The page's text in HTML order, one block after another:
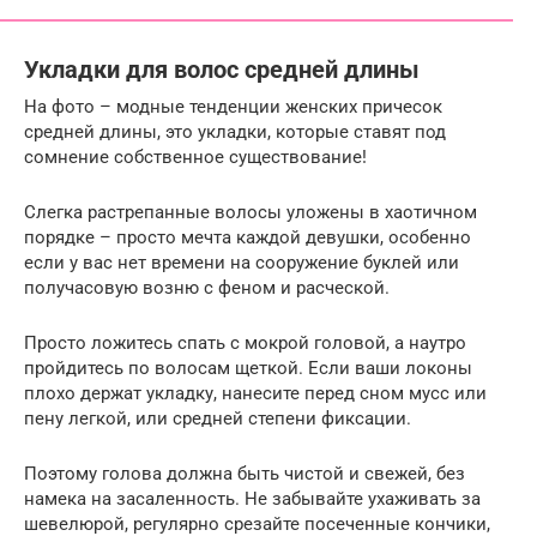
Укладки для волос средней длины
На фото – модные тенденции женских причесок
средней длины, это укладки, которые ставят под
сомнение собственное существование!
Слегка растрепанные волосы уложены в хаотичном
порядке – просто мечта каждой девушки, особенно
если у вас нет времени на сооружение буклей или
получасовую возню с феном и расческой.
Просто ложитесь спать с мокрой головой, а наутро
пройдитесь по волосам щеткой. Если ваши локоны
плохо держат укладку, нанесите перед сном мусс или
пену легкой, или средней степени фиксации.
Поэтому голова должна быть чистой и свежей, без
намека на засаленность. Не забывайте ухаживать за
шевелюрой, регулярно срезайте посеченные кончики,